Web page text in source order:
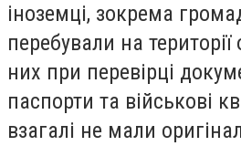
іноземці, зокрема
перебували на території
них при перевірці
паспорти та військові
взагалі не мали